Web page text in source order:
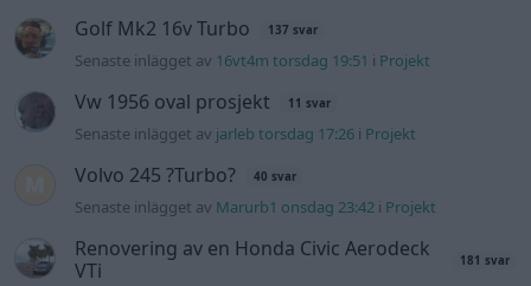
Golf Mk2 16v Turbo 137 svar
Senaste inlägget av 16vt4m torsdag 19:51 i Projekt
Vw 1956 oval prosjekt 11 svar
Senaste inlägget av jarleb torsdag 17:26 i Projekt
Volvo 245 ?Turbo? 40 svar
Senaste inlägget av Marurb1 onsdag 23:42 i Projekt
Renovering av en Honda Civic Aerodeck
VTi
181 svar